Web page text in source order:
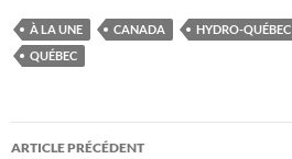
À LA UNE CANADA HYDRO-QUÉBEC
QUÉBEC
Navigation
ARTICLE PRÉCÉDENT